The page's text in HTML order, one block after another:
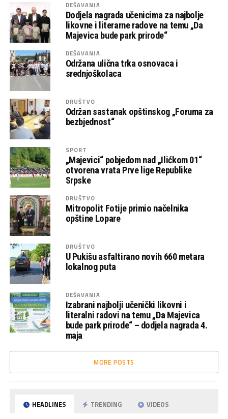
DEŠAVANJA
Dodjela nagrada učenicima za najbolje
likovne i literarne radove na temu „Da
Majevica bude park prirode“
DEŠAVANJA
Održana ulična trka osnovaca i
srednjoškolaca
DRUŠTVO
Održan sastanak opštinskog „Foruma za
bezbjednost“
SPORT
„Majevici“ pobjedom nad „Ilićkom 01“
otvorena vrata Prve lige Republike
Srpske
DRUŠTVO
Mitropolit Fotije primio načelnika
opštine Lopare
DRUŠTVO
U Pukišu asfaltirano novih 660 metara
lokalnog puta
DEŠAVANJA
Izabrani najbolji učenički likovni i
literalni radovi na temu „Da Majevica
bude park prirode“ – dodjela nagrada 4.
maja
MORE POSTS
HEADLINES TRENDING VIDEOS